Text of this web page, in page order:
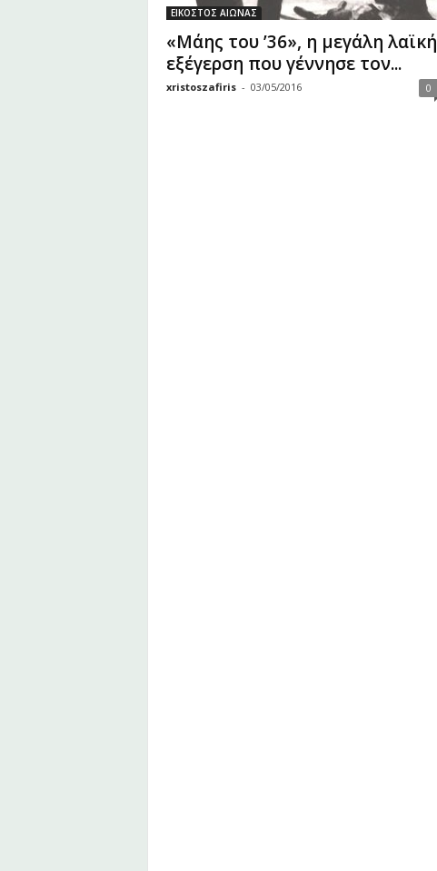
ΕΙΚΟΣΤΟΣ ΑΙΩΝΑΣ
«Μάης του ’36», η μεγάλη λαϊκή
εξέγερση που γέννησε τον...
xristoszafiris - 03/05/2016 0